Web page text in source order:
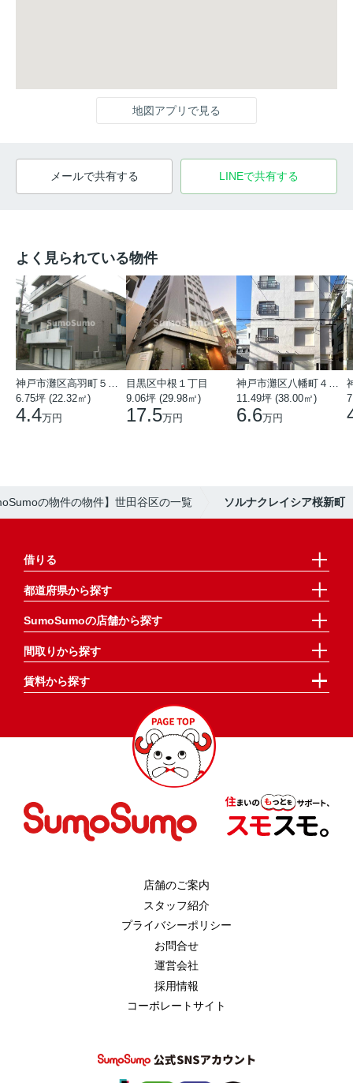
地図アプリで見る
メールで共有する LINEで共有する
よく見られている物件
6.75坪 (22.32㎡)
4.4万円
目黒区中根１丁目
9.06坪 (29.98㎡)
17.5万円
11.49坪 (38.00㎡)
6.6万円
の物件の物件】世田谷区の一覧 ソルナクレイシア桜新町
借りる
都道府県から探す
SumoSumoの店舗から探す
間取りから探す
賃料から探す
店舗のご案内
スタッフ紹介
プライバシーポリシー
お問合せ
運営会社
採用情報
コーポレートサイト